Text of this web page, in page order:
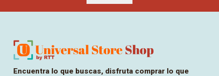
Encuentra lo que buscas, disfruta comprar lo que